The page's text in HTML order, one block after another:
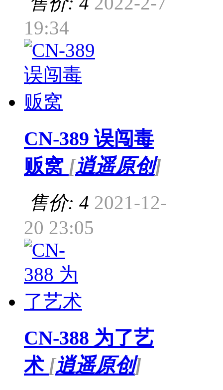
19:34
CN-389 误闯毒
贩窝 [逍遥原创]
售价: 4 2021-12-
20 23:05
CN-388 为了艺
术 [逍遥原创]